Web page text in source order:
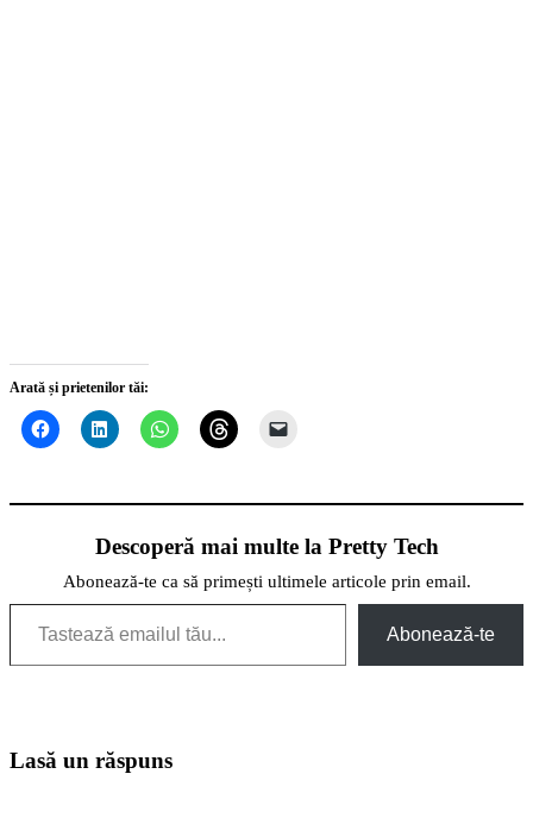
Arată și prietenilor tăi:
Descoperă mai multe la Pretty Tech
Abonează-te ca să primești ultimele articole prin email.
Tastează emailul tău...
Abonează-te
Lasă un răspuns